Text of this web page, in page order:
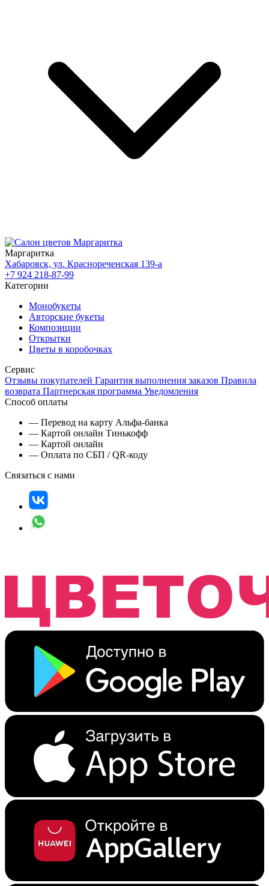
Маргаритка
Хабаровск, ул. Краснореченская 139-а
+7 924 218-87-99
Категории
Монобукеты
Авторские букеты
Композиции
Открытки
Цветы в коробочках
Сервис
Отзывы покупателей Гарантия выполнения заказов Правила
возврата Партнерская программа Уведомления
Способ оплаты
— Перевод на карту Альфа-банка
— Картой онлайн Тинькофф
— Картой онлайн
— Оплата по СБП / QR-коду
Связаться с нами